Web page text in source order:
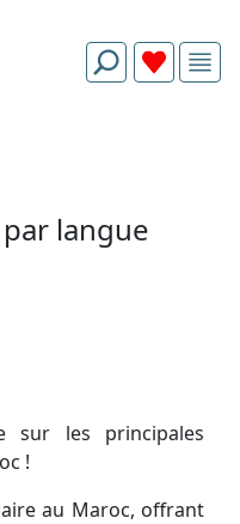
langue
sur les principales
!
au Maroc, offrant